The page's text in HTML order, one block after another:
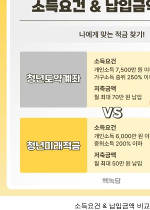
소득요건 & 납입금액 비교